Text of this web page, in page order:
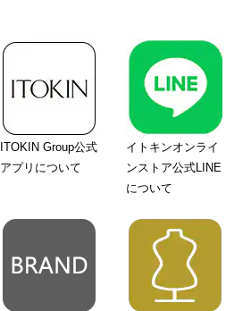
ITOKIN Group公式
アプリについて
イトキンオンライ
ンストア公式LINE
について